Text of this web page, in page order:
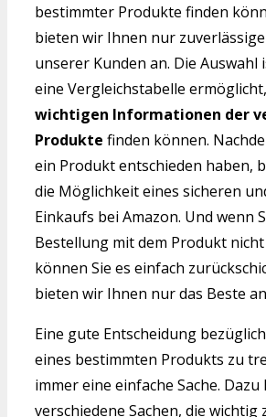
bestimmter Produkte finden
bieten wir Ihnen nur
unserer Kunden an. Die Auswahl
eine Vergleichstabelle
wichtigen Informationen der
Produkte finden können.
ein Produkt entschieden haben,
die Möglichkeit eines sicheren
Einkaufs bei Amazon. Und wenn
Bestellung mit dem Produkt
können Sie es einfach
bieten wir Ihnen nur das Beste
Eine gute Entscheidung
eines bestimmten Produkts zu
immer eine einfache Sache.
verschiedene Sachen, die wichtig